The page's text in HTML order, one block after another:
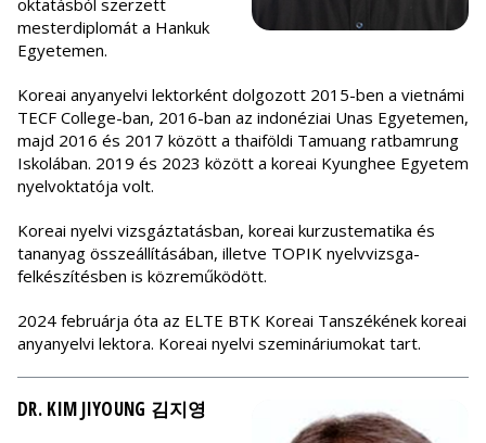
oktatásból szerzett
mesterdiplomát a Hankuk
Egyetemen.
Koreai anyanyelvi lektorként dolgozott 2015-ben a vietnámi
TECF College-ban, 2016-ban az indonéziai Unas Egyetemen,
majd 2016 és 2017 között a thaiföldi Tamuang ratbamrung
Iskolában. 2019 és 2023 között a koreai Kyunghee Egyetem
nyelvoktatója volt.
Koreai nyelvi vizsgáztatásban, koreai kurzustematika és
tananyag összeállításában, illetve TOPIK nyelvvizsga-
felkészítésben is közreműködött.
2024 februárja óta az ELTE BTK Koreai Tanszékének koreai
anyanyelvi lektora. Koreai nyelvi szemináriumokat tart.
DR. KIM JIYOUNG 김지영